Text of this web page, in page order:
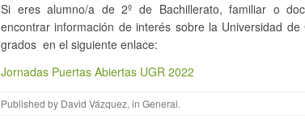
Si eres alumno/a de 2º de Bachillerato, familiar o
encontrar información de interés sobre la Universidad
grados en el siguiente enlace:
Jornadas Puertas Abiertas UGR 2022
Published by David Vázquez, in General.